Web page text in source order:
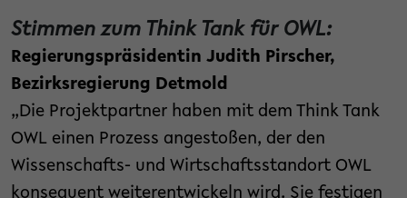
Stimmen zum Think Tank für OWL:
Regierungspräsidentin Judith Pirscher,
Bezirksregierung Detmold
„Die Projektpartner haben mit dem Think Tank
OWL einen Prozess angestoßen, der den
Wissenschafts- und Wirtschaftsstandort OWL
konsequent weiterentwickeln wird. Sie festigen